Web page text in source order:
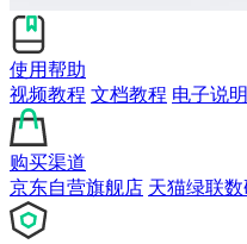
使用帮助
视频教程 文档教程 电子说
购买渠道
京东自营旗舰店 天猫绿联